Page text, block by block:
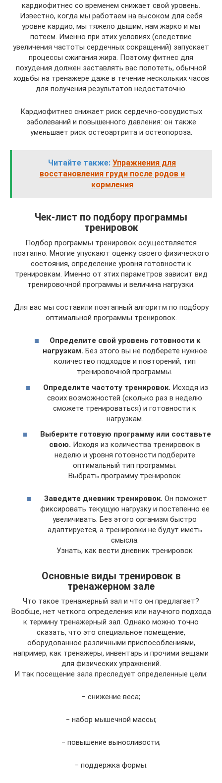
кардиофитнес со временем снижает свой уровень.
Известно, когда мы работаем на высоком для себя
уровне кардио, мы тяжело дышим, нам жарко и мы
потеем. Именно при этих условиях (следствие
увеличения частоты сердечных сокращений) запускает
процессы сжигания жира. Поэтому фитнес для
похудения должен заставлять вас попотеть, обычной
ходьбы на тренажере даже в течение нескольких часов
для получения результатов недостаточно.
Кардиофитнес снижает риск сердечно-сосудистых
заболеваний и повышенного давления: он также
уменьшает риск остеоартрита и остеопороза.
Читайте также: Упражнения для
восстановления груди после родов и
кормления
Чек-лист по подбору программы
тренировок
Подбор программы тренировок осуществляется
поэтапно. Многие упускают оценку своего физического
состояния, определение уровня готовности к
тренировкам. Именно от этих параметров зависит вид
тренировочной программы и величина нагрузки.
Для вас мы составили поэтапный алгоритм по подбору
оптимальной программы тренировок.
Определите свой уровень готовности к
нагрузкам. Без этого вы не подберете нужное
количество подходов и повторений, тип
тренировочной программы.
Определите частоту тренировок. Исходя из
своих возможностей (сколько раз в неделю
сможете тренироваться) и готовности к
нагрузкам.
Выберите готовую программу или составьте
свою. Исходя из количества тренировок в
неделю и уровня готовности подберите
оптимальный тип программы.
Выбрать программу тренировок
Заведите дневник тренировок. Он поможет
фиксировать текущую нагрузку и постепенно ее
увеличивать. Без этого организм быстро
адаптируется, а тренировки не будут иметь
смысла.
Узнать, как вести дневник тренировок
Основные виды тренировок в
тренажерном зале
Что такое тренажерный зал и что он предлагает?
Вообще, нет четкого определения или научного подхода
к термину тренажерный зал. Однако можно точно
сказать, что это специальное помещение,
оборудованное различными приспособлениями,
например, как тренажеры, инвентарь и прочими вещами
для физических упражнений.
И так посещение зала преследует определенные цели:
‒ снижение веса;
‒ набор мышечной массы;
‒ повышение выносливости;
‒ поддержка формы.